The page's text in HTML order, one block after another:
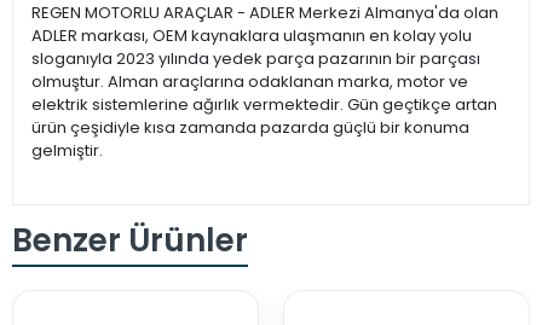
REGEN MOTORLU ARAÇLAR - ADLER Merkezi Almanya'da olan
ADLER markası, OEM kaynaklara ulaşmanın en kolay yolu
sloganıyla 2023 yılında yedek parça pazarının bir parçası
olmuştur. Alman araçlarına odaklanan marka, motor ve
elektrik sistemlerine ağırlık vermektedir. Gün geçtikçe artan
ürün çeşidiyle kısa zamanda pazarda güçlü bir konuma
gelmiştir.
Benzer Ürünler